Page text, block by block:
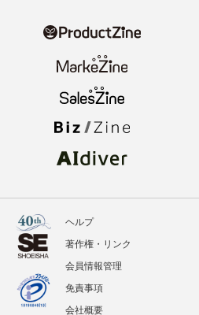
ヘルプ
著作権・リンク
会員情報管理
免責事項
会社概要